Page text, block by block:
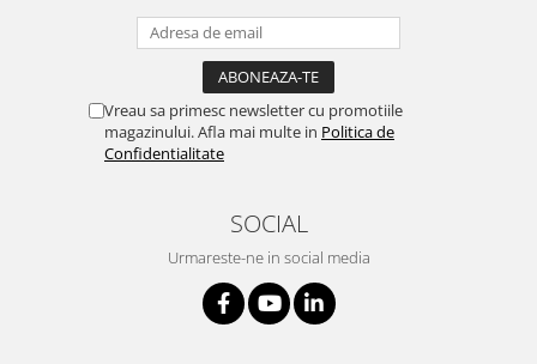
Vreau sa primesc newsletter cu promotiile
magazinului. Afla mai multe in Politica de
Confidentialitate
SOCIAL
Urmareste-ne in social media